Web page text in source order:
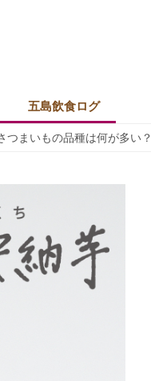
五島飲食ログ
つまいもの品種は何が多い？